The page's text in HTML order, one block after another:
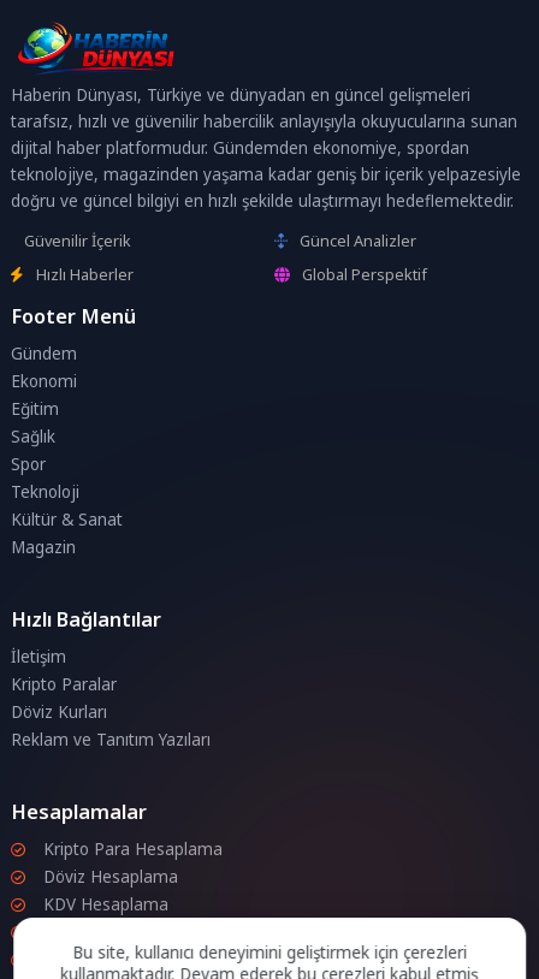
Haberin Dünyası, Türkiye ve dünyadan en güncel gelişmeleri
tarafsız, hızlı ve güvenilir habercilik anlayışıyla okuyucularına sunan
dijital haber platformudur. Gündemden ekonomiye, spordan
teknolojiye, magazinden yaşama kadar geniş bir içerik yelpazesiyle
doğru ve güncel bilgiyi en hızlı şekilde ulaştırmayı hedeflemektedir.
Güvenilir İçerik
Güncel Analizler
Hızlı Haberler
Global Perspektif
Footer Menü
Gündem
Ekonomi
Eğitim
Sağlık
Spor
Teknoloji
Kültür & Sanat
Magazin
Hızlı Bağlantılar
İletişim
Kripto Paralar
Döviz Kurları
Reklam ve Tanıtım Yazıları
Hesaplamalar
Kripto Para Hesaplama
Döviz Hesaplama
KDV Hesaplama
Zam Hesaplama
Bu site, kullanıcı deneyimini geliştirmek için çerezleri
kullanmaktadır. Devam ederek bu çerezleri kabul etmiş